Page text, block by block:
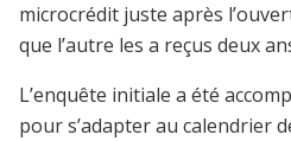
microcrédit juste après
que l’autre les a reçus deux
L’enquête initiale a été
pour s’adapter au calendrier